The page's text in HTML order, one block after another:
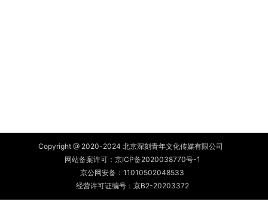
Copyright @ 2020-2024 北京深刻青年文化传媒有限公司
网站备案许可： 京ICP备2020038770号-1
京公网安备： 11010502048533
经营许可证编号：京B2-20203372